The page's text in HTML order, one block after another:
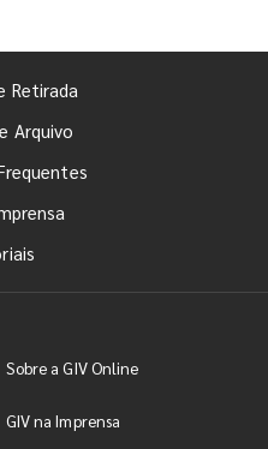
Retirada
Arquivo
Sobre a GIV Online
GIV na Imprensa